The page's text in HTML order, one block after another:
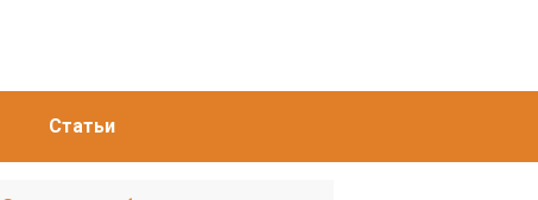
Статьи